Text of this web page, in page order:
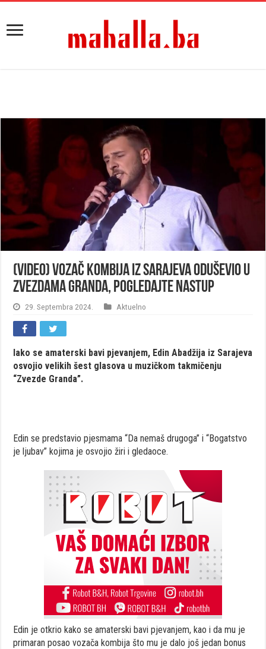
(VIDEO) Vozač kombija iz Sarajeva oduševio u
Zvezdama Granda, pogledajte nastup
29. Septembra 2024. Aktuelno
Iako se amaterski bavi pjevanjem, Edin Abadžija iz Sarajeva
osvojio velikih šest glasova u muzičkom takmičenju
“Zvezde Granda”.
Edin se predstavio pjesmama “Da nemaš drugoga” i “Bogatstvo
je ljubav” kojima je osvojio žiri i gledaoce.
Edin je otkrio kako se amaterski bavi pjevanjem, kao i da mu je
primaran posao vozača kombija što mu je dalo još jedan bonus